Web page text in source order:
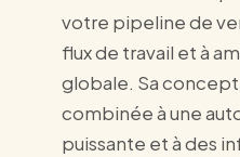
votre pipeline de
flux de travail et à
globale. Sa
combinée à une
puissante et à des